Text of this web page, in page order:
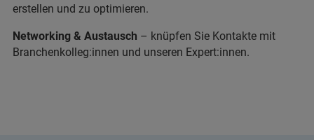
erstellen und zu optimieren.
Networking & Austausch – knüpfen Sie Kontakte mit
Branchenkolleg:innen und unseren Expert:innen.